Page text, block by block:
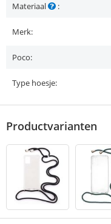
Materiaal :
Merk:
Poco:
Type hoesje:
Productvarianten